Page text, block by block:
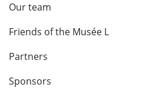
Our team
Friends of the Musée L
Partners
Sponsors